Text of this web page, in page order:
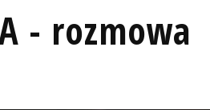
- rozmowa